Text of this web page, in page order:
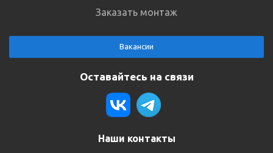
Заказать монтаж
Вакансии
Оставайтесь на связи
Наши контакты